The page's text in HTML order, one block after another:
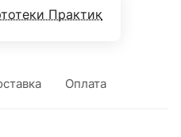
Практик
Оплата